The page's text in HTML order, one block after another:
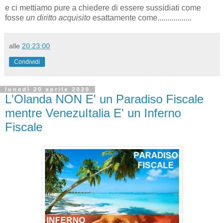
e ci mettiamo pure a chiedere di essere sussidiati come
fosse un diritto acquisito esattamente come.................
alle 20:23:00
Condividi
lunedì 20 aprile 2020
L'Olanda NON E' un Paradiso Fiscale
mentre VenezuItalia E' un Inferno
Fiscale